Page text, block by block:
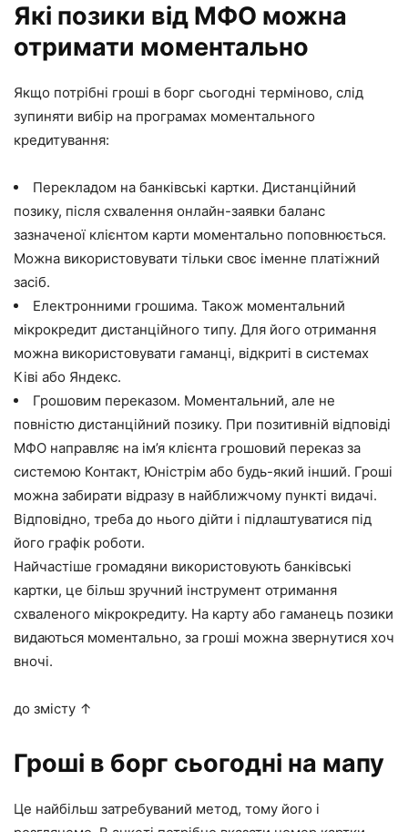
Які позики від МФО можна
отримати моментально
Якщо потрібні гроші в борг сьогодні терміново, слід
зупиняти вибір на програмах моментального
кредитування:
Перекладом на банківські картки. Дистанційний
позику, після схвалення онлайн-заявки баланс
зазначеної клієнтом карти моментально поповнюється.
Можна використовувати тільки своє іменне платіжний
засіб.
Електронними грошима. Також моментальний
мікрокредит дистанційного типу. Для його отримання
можна використовувати гаманці, відкриті в системах
Ківі або Яндекс.
Грошовим переказом. Моментальний, але не
повністю дистанційний позику. При позитивній відповіді
МФО направляє на ім’я клієнта грошовий переказ за
системою Контакт, Юністрім або будь-який інший. Гроші
можна забирати відразу в найближчому пункті видачі.
Відповідно, треба до нього дійти і підлаштуватися під
його графік роботи.
Найчастіше громадяни використовують банківські
картки, це більш зручний інструмент отримання
схваленого мікрокредиту. На карту або гаманець позики
видаються моментально, за гроші можна звернутися хоч
вночі.
до змісту ↑
Гроші в борг сьогодні на мапу
Це найбільш затребуваний метод, тому його і